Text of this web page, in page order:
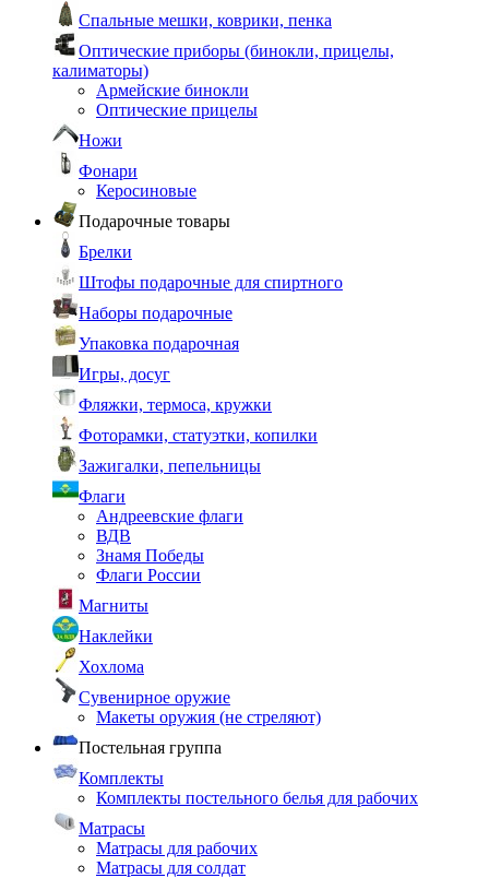
Спальные мешки, коврики, пенка
Оптические приборы (бинокли, прицелы,
калиматоры)
Армейские бинокли
Оптические прицелы
Ножи
Фонари
Керосиновые
Подарочные товары
Брелки
Штофы подарочные для спиртного
Наборы подарочные
Упаковка подарочная
Игры, досуг
Фляжки, термоса, кружки
Фоторамки, статуэтки, копилки
Зажигалки, пепельницы
Флаги
Андреевские флаги
ВДВ
Знамя Победы
Флаги России
Магниты
Наклейки
Хохлома
Сувенирное оружие
Макеты оружия (не стреляют)
Постельная группа
Комплекты
Комплекты постельного белья для рабочих
Матрасы
Матрасы для рабочих
Матрасы для солдат